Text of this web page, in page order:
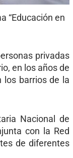
“Educación en
privadas
en los años de
los barrios de la
Nacional de
con la Red
de diferentes